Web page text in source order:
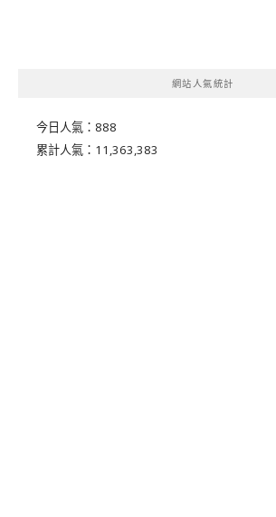
網站人氣統計
今日人氣： 888
累計人氣： 11,363,383